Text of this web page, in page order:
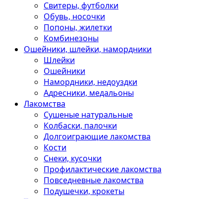
Свитеры, футболки
Обувь, носочки
Попоны, жилетки
Комбинезоны
Ошейники, шлейки, намордники
Шлейки
Ошейники
Намордники, недоуздки
Адресники, медальоны
Лакомства
Сушеные натуральные
Колбаски, палочки
Долгоиграющие лакомства
Кости
Снеки, кусочки
Профилактические лакомства
Повседневные лакомства
Подушечки, крокеты